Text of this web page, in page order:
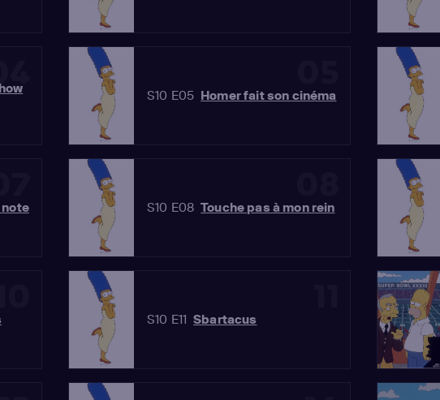
S10 E05 Homer fait son cinéma
note S10 E08 Touche pas à mon rein
S10 E11 Sbartacus